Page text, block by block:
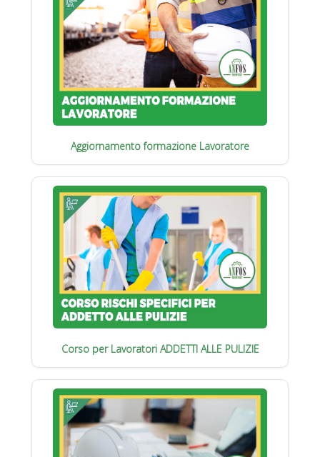
Aggiornamento formazione Lavoratore
Corso per Lavoratori ADDETTI ALLE PULIZIE